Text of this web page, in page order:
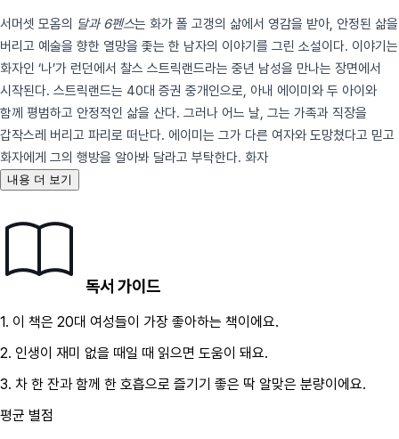
서머셋 모옴의 달과 6펜스는 화가 폴 고갱의 삶에서 영감을 받아, 안정된 삶을
버리고 예술을 향한 열망을 좇는 한 남자의 이야기를 그린 소설이다. 이야기는
화자인 ‘나’가 런던에서 찰스 스트릭랜드라는 중년 남성을 만나는 장면에서
시작된다. 스트릭랜드는 40대 증권 중개인으로, 아내 에이미와 두 아이와
함께 평범하고 안정적인 삶을 산다. 그러나 어느 날, 그는 가족과 직장을
갑작스레 버리고 파리로 떠난다. 에이미는 그가 다른 여자와 도망쳤다고 믿고
화자에게 그의 행방을 알아봐 달라고 부탁한다. 화자
내용 더 보기
독서 가이드
1. 이 책은 20대 여성들이 가장 좋아하는 책이에요.
2. 인생이 재미 없을 때일 때 읽으면 도움이 돼요.
3. 차 한 잔과 함께 한 호흡으로 즐기기 좋은 딱 알맞은 분량이에요.
평균 별점